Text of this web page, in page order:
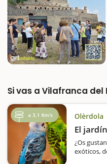
Si vas a Vilafranca
a 3,1 Km's Olèrdola
El
¿Os
exóticos,